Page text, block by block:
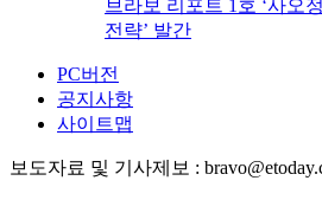
브라보 리포트 1호 ‘사오
전략’ 발간
PC버전
공지사항
사이트맵
보도자료 및 기사제보 :